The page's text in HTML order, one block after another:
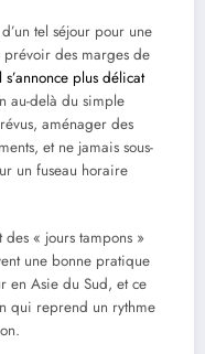
tel séjour pour une
prévoir des marges de
plus délicat
au-delà du simple
aménager des
et ne jamais sous-
un fuseau horaire
« jours tampons »
une bonne pratique
en Asie du Sud, et ce
qui reprend un rythme